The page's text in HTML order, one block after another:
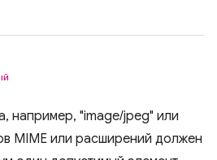
например, "image/jpeg" или
MIME или расширений должен